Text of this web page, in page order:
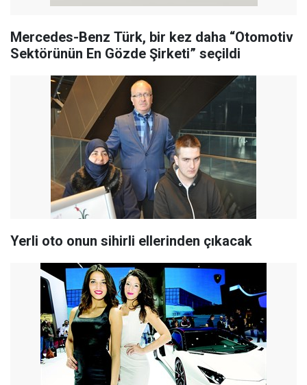
Mercedes-Benz Türk, bir kez daha “Otomotiv
Sektörünün En Gözde Şirketi” seçildi
Yerli oto onun sihirli ellerinden çıkacak